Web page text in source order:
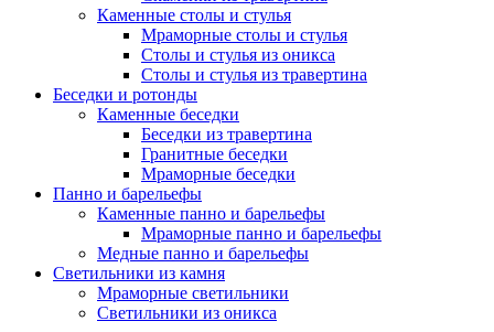
Каменные столы и стулья
Мраморные столы и стулья
Столы и стулья из оникса
Столы и стулья из травертина
Беседки и ротонды
Каменные беседки
Беседки из травертина
Гранитные беседки
Мраморные беседки
Панно и барельефы
Каменные панно и барельефы
Мраморные панно и барельефы
Медные панно и барельефы
Светильники из камня
Мраморные светильники
Светильники из оникса